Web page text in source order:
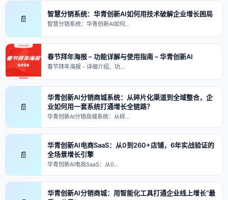
📄 智慧分销系统：华青创新AI如何用技术破解企业增长困局
智慧分销系统：华青创新AI如何…
春节拜年海报 – 功能详解与使用指南 – 华青创新AI
春节拜年海报 - 详细介绍、功…
📄
华青创新AI分销商城系统：从碎片化渠道到全域整合，企
业如何用一套系统打通增长全链路？
华青创新AI分销商城系统：从碎…
📄
华青创新AI电商SaaS：从0到260+店铺，6年实战验证的
全场景增长引擎
华青创新AI电商SaaS：从0…
华青创新AI分销商城：用智能化工具打通企业线上增长“最